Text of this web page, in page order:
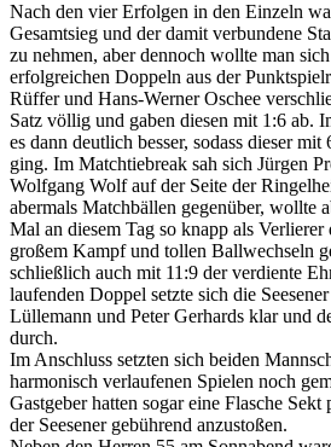
Nach den vier Erfolgen in den Einzeln
Gesamtsieg und der damit verbundene
zu nehmen, aber dennoch wollte man
erfolgreichen Doppeln aus der
Rüffer und Hans-Werner Oschee
Satz völlig und gaben diesen mit 1:6 ab.
es dann deutlich besser, sodass dieser mit
ging. Im Matchtiebreak sah sich Jürgen
Wolfgang Wolf auf der Seite der
abermals Matchbällen gegenüber, wollte
Mal an diesem Tag so knapp als Verlierer
großem Kampf und tollen Ballwechseln
schließlich auch mit 11:9 der verdiente
laufenden Doppel setzte sich die
Lüllemann und Peter Gerhards klar und
durch.
Im Anschluss setzten sich beiden
harmonisch verlaufenen Spielen noch
Gastgeber hatten sogar eine Flasche
der Seesener gebührend anzustoßen.